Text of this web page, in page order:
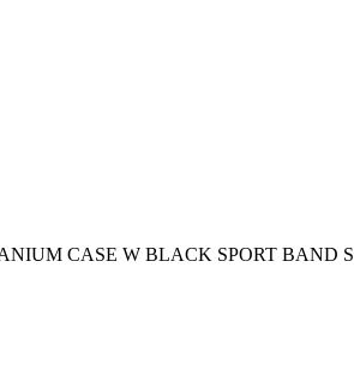
CASE W BLACK SPORT BAND S